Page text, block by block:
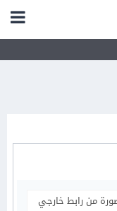
من رابط خارجي